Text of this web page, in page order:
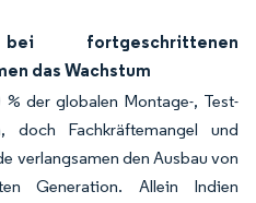
bei fortgeschrittenen
das Wachstum
der globalen Montage-, Test-
doch Fachkräftemangel und
verlangsamen den Ausbau von
Generation. Allein Indien